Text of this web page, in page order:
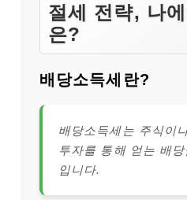
절세 전략, 나
은?
배당소득세란?
배당소득세는 주식이
투자를 통해 얻는 배
입니다.